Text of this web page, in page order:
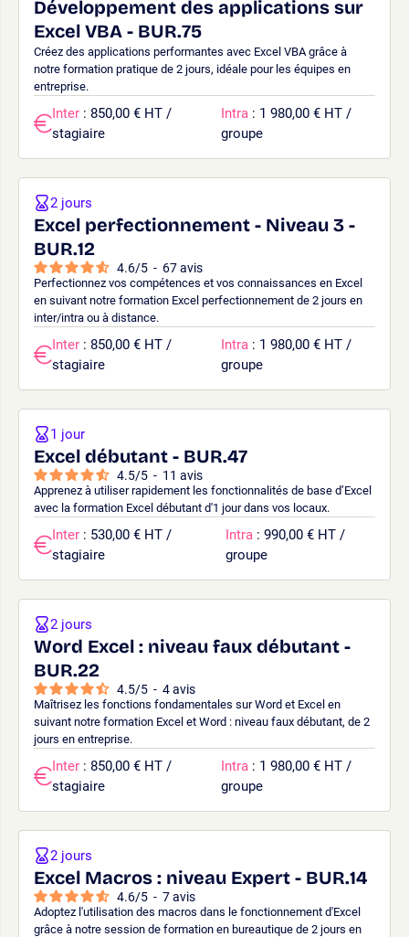
Développement des applications sur
Excel VBA - BUR.75
Créez des applications performantes avec Excel VBA grâce à
notre formation pratique de 2 jours, idéale pour les équipes en
entreprise.
Inter : 850,00 € HT /
stagiaire
Intra : 1 980,00 € HT /
groupe
Excel perfectionnement - Niveau 3 -
BUR.12
4.6/5 - 67avis
Perfectionnez vos compétences et vos connaissances en Excel
en suivant notre formation Excel perfectionnement de 2 jours en
inter/intra ou à distance.
2 jours
Inter : 850,00 € HT /
stagiaire
Intra : 1 980,00 € HT /
groupe
Excel débutant - BUR.47
4.5/5 - 11 avis
Apprenez à utiliser rapidement les fonctionnalités de base d’Excel
avec la formation Excel débutant d'1 jour dans vos locaux.
1 jour
Inter : 530,00 € HT /
stagiaire
Intra : 990,00 € HT /
groupe
Word Excel : niveau faux débutant -
BUR.22
4.5/5 - 4avis
Maîtrisez les fonctions fondamentales sur Word et Excel en
suivant notre formation Excel et Word : niveau faux débutant, de 2
jours en entreprise.
2 jours
Inter : 850,00 € HT /
stagiaire
Intra : 1 980,00 € HT /
groupe
Excel Macros : niveau Expert - BUR.14
4.6/5 - 7avis
Adoptez l'utilisation des macros dans le fonctionnement d'Excel
grâce à notre session de formation en bureautique de 2 jours en
2 jours